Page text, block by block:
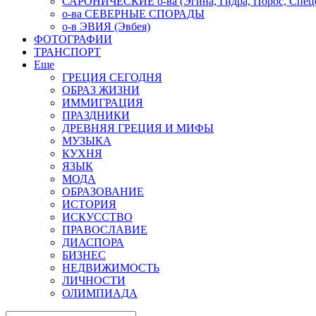
о-ва СЕВЕРНЫЕ СПОРАДЫ
о-в ЭВИЯ (Эвбея)
ФОТОГРАФИИ
ТРАНСПОРТ
Еще
ГРЕЦИЯ СЕГОДНЯ
ОБРАЗ ЖИЗНИ
ИММИГРАЦИЯ
ПРАЗДНИКИ
ДРЕВНЯЯ ГРЕЦИЯ И МИФЫ
МУЗЫКА
КУХНЯ
ЯЗЫК
МОДА
ОБРАЗОВАНИЕ
ИСТОРИЯ
ИСКУССТВО
ПРАВОСЛАВИЕ
ДИАСПОРА
БИЗНЕС
НЕДВИЖИМОСТЬ
ЛИЧНОСТИ
ОЛИМПИАДА